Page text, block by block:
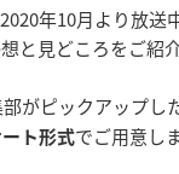
2020年10月より放送
と見どころをご紹
がピックアップし
ト形式でご用意し